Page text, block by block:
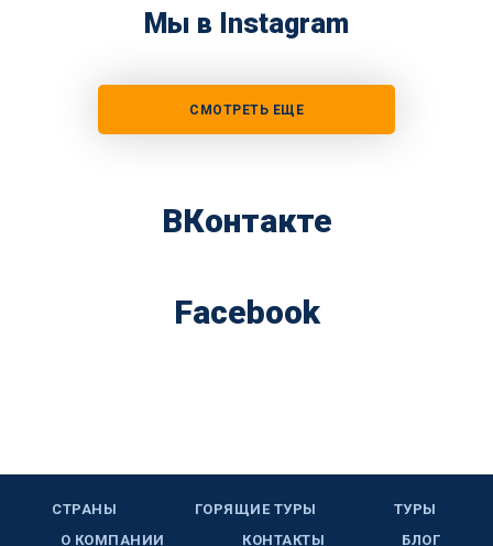
Мы в Instagram
СМОТРЕТЬ ЕЩЕ
ВКонтакте
Facebook
СТРАНЫ ГОРЯЩИЕ ТУРЫ
ТУРЫ
О КОМПАНИИ
КОНТАКТЫ БЛОГ